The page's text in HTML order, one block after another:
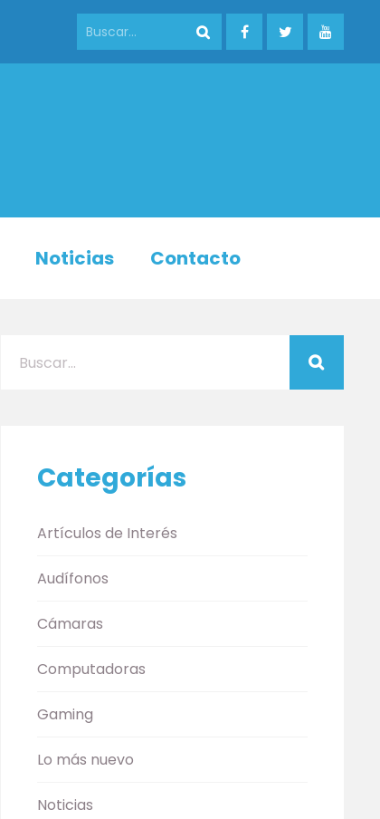
Noticias Contacto
Categorías
Artículos de Interés
Audífonos
Cámaras
Computadoras
Gaming
Lo más nuevo
Noticias